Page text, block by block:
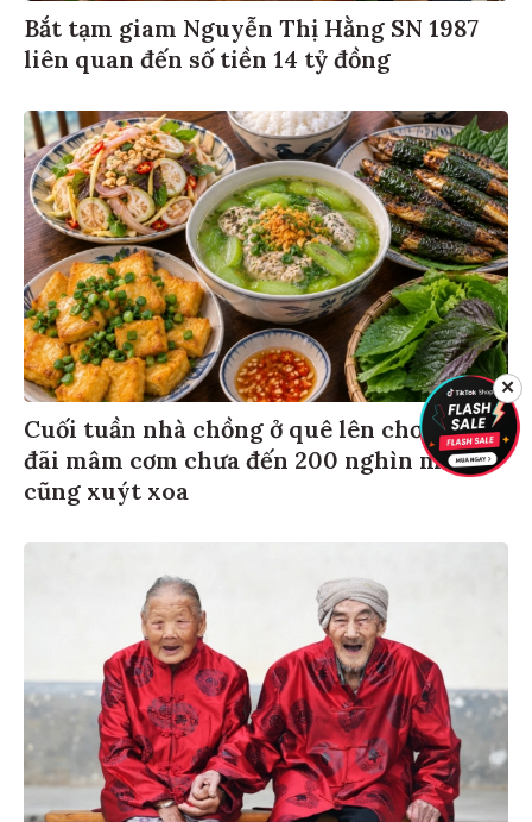
Bắt tạm giam Nguyễn Thị Hằng SN 1987
liên quan đến số tiền 14 tỷ đồng
Cuối tuần nhà chồng ở quê lên chơi, tôi
đãi mâm cơm chưa đến 200 nghìn mà ai
cũng xuýt xoa
✕